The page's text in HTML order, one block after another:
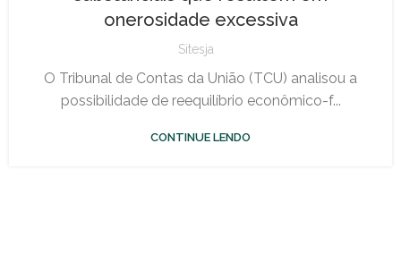
onerosidade excessiva
Sitesja
O Tribunal de Contas da União (TCU) analisou a
possibilidade de reequilíbrio econômico-f...
CONTINUE LENDO